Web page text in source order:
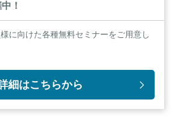
！
に向けた各種無料セミナーをご用意し
細はこちらから